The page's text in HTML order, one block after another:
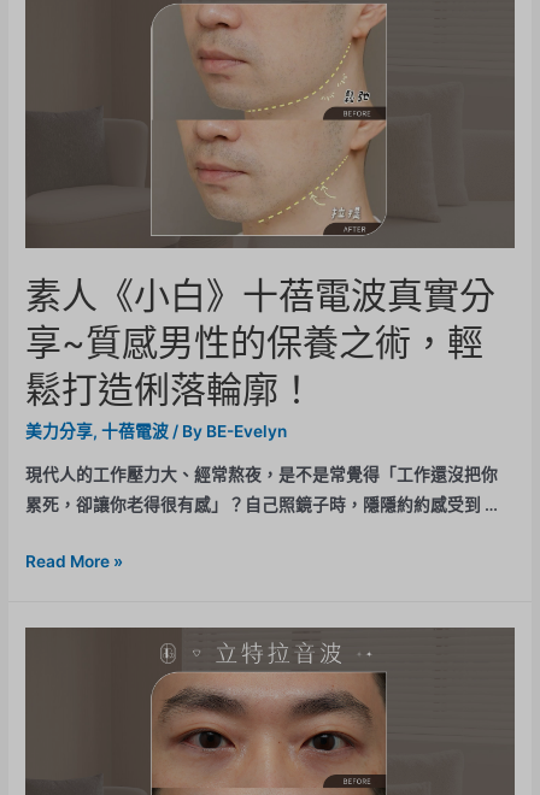
素人《小白》十蓓電波真實分
享~質感男性的保養之術，輕
鬆打造俐落輪廓！
美力分享,十蓓電波/ By BE-Evelyn
現代人的工作壓力大、經常熬夜，是不是常覺得「工作還沒把你
累死，卻讓你老得很有感」？自己照鏡子時，隱隱約約感受到 …
Read More »